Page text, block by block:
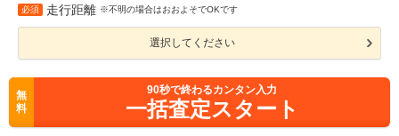
必須 走行距離 ※不明の場合はおおよそでOKです
選択してください
無
料
90秒で終わるカンタン入力
一括査定スタート